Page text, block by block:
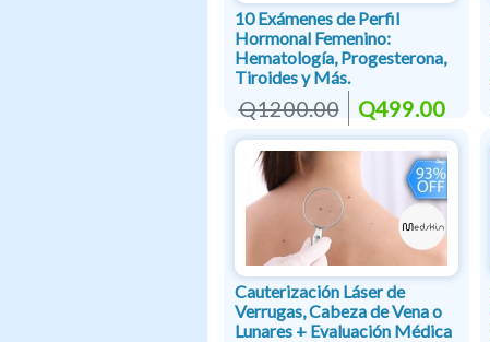
10 Exámenes de Perfil
Hormonal Femenino:
Hematología, Progesterona,
Tiroides y Más.
Q1200.00 Q499.00
Cauterización Láser de
Verrugas, Cabeza de Vena o
Lunares + Evaluación Médica